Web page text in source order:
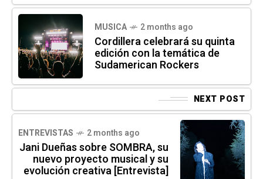
MUSICA 2 months ago
Cordillera celebrará su quinta
edición con la temática de
Sudamerican Rockers
NEXT POST
ENTREVISTAS 2 months ago
Jani Dueñas sobre SOMBRA, su
nuevo proyecto musical y su
evolución creativa [Entrevista]